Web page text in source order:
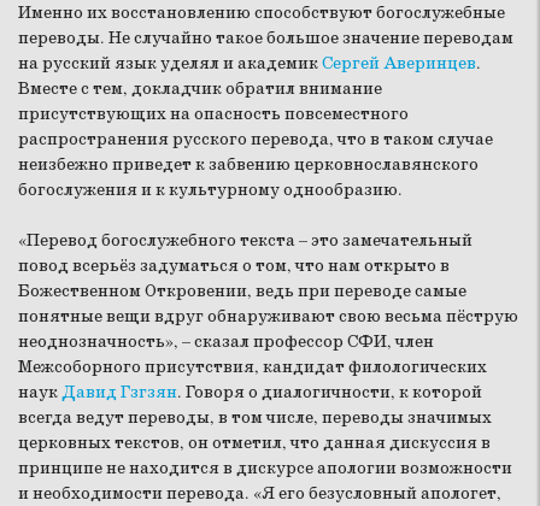
Именно их восстановлению способствуют богослужебные
переводы. Не случайно такое большое значение переводам
на русский язык уделял и академикСергей Аверинцев.
Вместе с тем, докладчик обратил внимание
присутствующих на опасность повсеместного
распространения русского перевода, что в таком случае
неизбежно приведет к забвению церковнославянского
богослужения и к культурному однообразию.
«Перевод богослужебного текста – это замечательный
повод всерьёз задуматься о том, что нам открыто в
Божественном Откровении, ведь при переводе самые
понятные вещи вдруг обнаруживают свою весьма пёструю
неоднозначность», – сказал профессор СФИ, член
Межсоборного присутствия, кандидат филологических
наукДавид Гзгзян. Говоря о диалогичности, к которой
всегда ведут переводы, в том числе, переводы значимых
церковных текстов, он отметил, что данная дискуссия в
принципе не находится в дискурсе апологии возможности
и необходимости перевода. «Я его безусловный апологет,